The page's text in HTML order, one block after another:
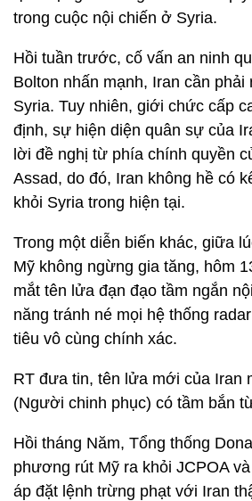
trong cuộc nội chiến ở Syria.
Hồi tuần trước, cố vấn an ninh
Bolton nhấn mạnh, Iran cần phải
Syria. Tuy nhiên, giới chức cấp
định, sự hiện diện quân sự của
lời đề nghị từ phía chính quyền
Assad, do đó, Iran không hề có
khỏi Syria trong hiện tại.
Trong một diễn biến khác, giữa
Mỹ không ngừng gia tăng, hôm
mắt tên lửa đạn đạo tầm ngắn
năng tránh né mọi hệ thống
tiêu vô cùng chính xác.
RT đưa tin, tên lửa mới của Iran
(Người chinh phục) có tầm bắn
Hồi tháng Năm, Tổng thống
phương rút Mỹ ra khỏi JCPOA
áp đặt lệnh trừng phạt với Iran